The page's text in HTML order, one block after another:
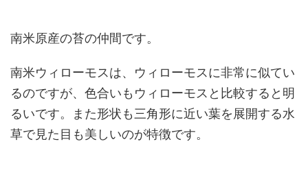
南米原産の苔の仲間です。
南米ウィローモスは、ウィローモスに非常に似てい
るのですが、色合いもウィローモスと比較すると明
るいです。また形状も三角形に近い葉を展開する水
草で見た目も美しいのが特徴です。